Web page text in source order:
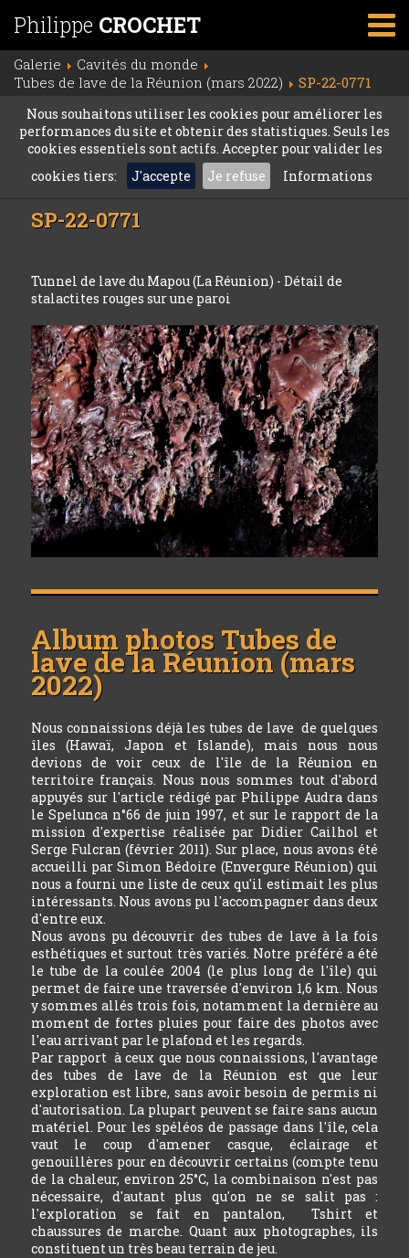
Philippe CROCHET
Galerie
Cavités du monde
Tubes de lave de la Réunion (mars 2022)
SP-22-0771
Nous souhaitons utiliser les cookies pour améliorer les
performances du site et obtenir des statistiques. Seuls les
cookies essentiels sont actifs. Accepter pour valider les
cookies tiers:
J'accepte Je refuse Informations
SP-22-0771
Tunnel de lave du Mapou (La Réunion) - Détail de
stalactites rouges sur une paroi
Album photos Tubes de
lave de la Réunion (mars
2022)
Nous connaissions déjà les tubes de lave de quelques
îles (Hawaï, Japon et Islande), mais nous nous
devions de voir ceux de l'île de la Réunion en
territoire français. Nous nous sommes tout d'abord
appuyés sur l'article rédigé par Philippe Audra dans
le Spelunca n°66 de juin 1997, et sur le rapport de la
mission d'expertise réalisée par Didier Cailhol et
Serge Fulcran (février 2011). Sur place, nous avons été
accueilli par Simon Bédoire (Envergure Réunion) qui
nous a fourni une liste de ceux qu'il estimait les plus
intéressants. Nous avons pu l'accompagner dans deux
d'entre eux.
Nous avons pu découvrir des tubes de lave à la fois
esthétiques et surtout très variés. Notre préféré a été
le tube de la coulée 2004 (le plus long de l'île) qui
permet de faire une traversée d'environ 1,6 km. Nous
y sommes allés trois fois, notamment la dernière au
moment de fortes pluies pour faire des photos avec
l'eau arrivant par le plafond et les regards.
Par rapport à ceux que nous connaissions, l'avantage
des tubes de lave de la Réunion est que leur
exploration est libre, sans avoir besoin de permis ni
d'autorisation. La plupart peuvent se faire sans aucun
matériel. Pour les spéléos de passage dans l'île, cela
vaut le coup d'amener casque, éclairage et
genouillères pour en découvrir certains (compte tenu
de la chaleur, environ 25°C, la combinaison n'est pas
nécessaire, d'autant plus qu'on ne se salit pas :
l'exploration se fait en pantalon, Tshirt et
chaussures de marche. Quant aux photographes, ils
constituent un très beau terrain de jeu.